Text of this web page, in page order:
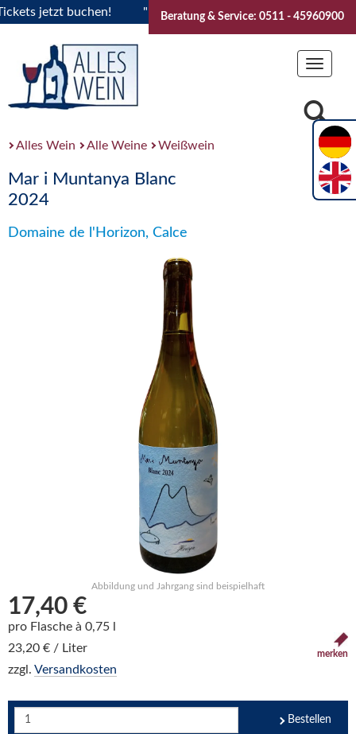
jetzt buchen! "Das Sommerfest 2026" Vive la
Beratung & Service: 0511 - 45960900
Toggle
Alles Wein Alle Weine Weißwein
Mar i Muntanya Blanc
2024
Domaine de l'Horizon, Calce
Abbildung und Jahrgang sind beispielhaft
17,40 €
pro Flasche à 0,75 l
23,20 € / Liter
zzgl. Versandkosten
merken
Bestellen